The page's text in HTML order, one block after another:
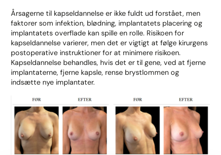
Årsagerne til kapseldannelse er ikke fuldt ud forstået, men
faktorer som infektion, blødning, implantatets placering og
implantatets overflade kan spille en rolle. Risikoen for
kapseldannelse varierer, men det er vigtigt at følge kirurgens
postoperative instruktioner for at minimere risikoen.
Kapseldannelse behandles, hvis det er til gene, ved at fjerne
implantaterne, fjerne kapsle, rense brystlommen og
indsætte nye implantater.